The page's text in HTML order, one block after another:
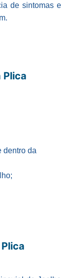
de sintomas e
Plica
dentro da